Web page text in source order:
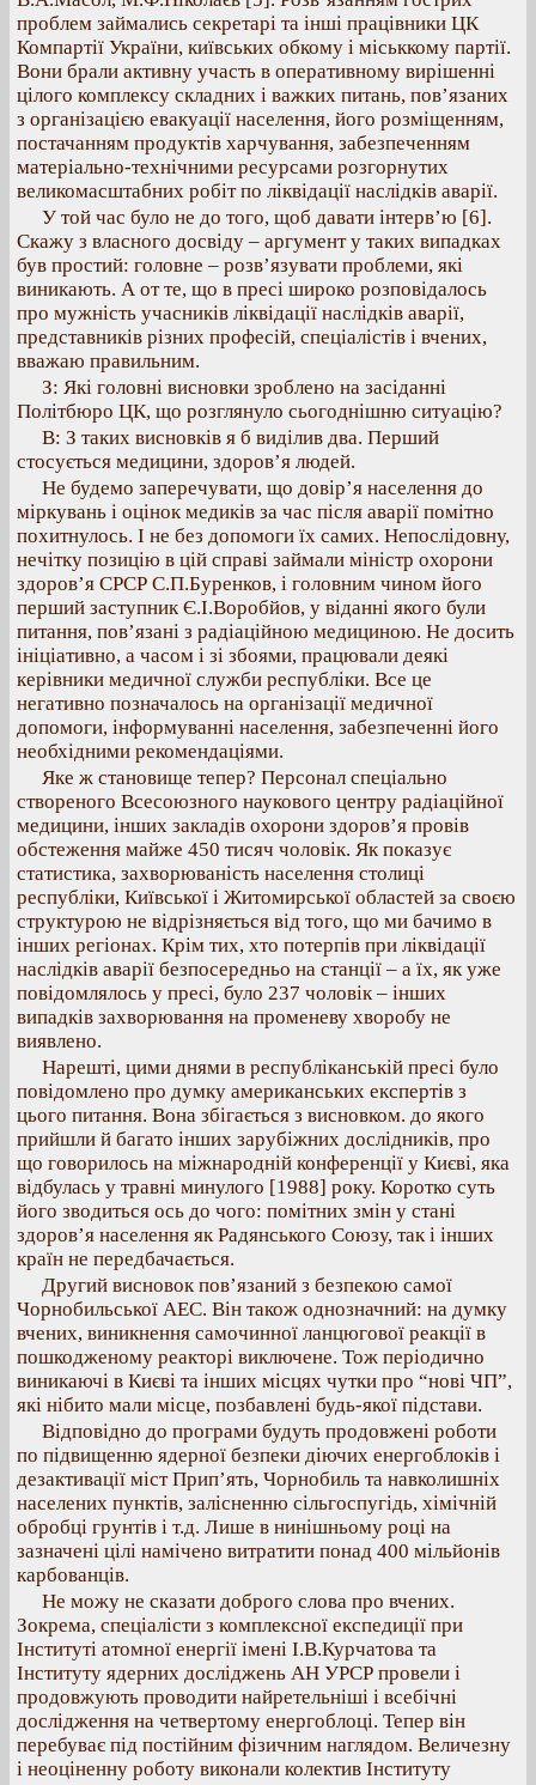
проблем займались секретарі та інші працівники ЦК
Компартії України, київських обкому і міськкому партії.
Вони брали активну участь в оперативному вирішенні
цілого комплексу складних і важких питань, пов’язаних
з організацією евакуації населення, його розміщенням,
постачанням продуктів харчування, забезпеченням
матеріально-технічними ресурсами розгорнутих
великомасштабних робіт по ліквідації наслідків аварії.
У той час було не до того, щоб давати інтерв’ю [6].
Скажу з власного досвіду – аргумент у таких випадках
був простий: головне – розв’язувати проблеми, які
виникають. А от те, що в пресі широко розповідалось
про мужність учасників ліквідації наслідків аварії,
представників різних професій, спеціалістів і вчених,
вважаю правильним.
З: Які головні висновки зроблено на засіданні
Політбюро ЦК, що розглянуло сьогоднішню ситуацію?
В: З таких висновків я б виділив два. Перший
стосується медицини, здоров’я людей.
Не будемо заперечувати, що довір’я населення до
міркувань і оцінок медиків за час після аварії помітно
похитнулось. І не без допомоги їх самих. Непослідовну,
нечітку позицію в цій справі займали міністр охорони
здоров’я СРСР С.П.Буренков, і головним чином його
перший заступник Є.І.Воробйов, у віданні якого були
питання, пов’язані з радіаційною медициною. Не досить
ініціативно, а часом і зі збоями, працювали деякі
керівники медичної служби республіки. Все це
негативно позначалось на організації медичної
допомоги, інформуванні населення, забезпеченні його
необхідними рекомендаціями.
Яке ж становище тепер? Персонал спеціально
створеного Всесоюзного наукового центру радіаційної
медицини, інших закладів охорони здоров’я провів
обстеження майже 450 тисяч чоловік. Як показує
статистика, захворюваність населення столиці
республіки, Київської і Житомирської областей за своєю
структурою не відрізняється від того, що ми бачимо в
інших регіонах. Крім тих, хто потерпів при ліквідації
наслідків аварії безпосередньо на станції – а їх, як уже
повідомлялось у пресі, було 237 чоловік – інших
випадків захворювання на променеву хворобу не
виявлено.
Нарешті, цими днями в республіканській пресі було
повідомлено про думку американських експертів з
цього питання. Вона збігається з висновком. до якого
прийшли й багато інших зарубіжних дослідників, про
що говорилось на міжнародній конференції у Києві, яка
відбулась у травні минулого [1988] року. Коротко суть
його зводиться ось до чого: помітних змін у стані
здоров’я населення як Радянського Союзу, так і інших
країн не передбачається.
Другий висновок пов’язаний з безпекою самої
Чорнобильської АЕС. Він також однозначний: на думку
вчених, виникнення самочинної ланцюгової реакції в
пошкодженому реакторі виключене. Тож періодично
виникаючі в Києві та інших місцях чутки про “нові ЧП”,
які нібито мали місце, позбавлені будь-якої підстави.
Відповідно до програми будуть продовжені роботи
по підвищенню ядерної безпеки діючих енергоблоків і
дезактивації міст Прип’ять, Чорнобиль та навколишніх
населених пунктів, залісненню сільгоспугідь, хімічній
обробці грунтів і т.д. Лише в нинішньому році на
зазначені цілі намічено витратити понад 400 мільйонів
карбованців.
Не можу не сказати доброго слова про вчених.
Зокрема, спеціалісти з комплексної експедиції при
Інституті атомної енергії імені І.В.Курчатова та
Інституту ядерних досліджень АН УРСР провели і
продовжують проводити найретельніші і всебічні
дослідження на четвертому енергоблоці. Тепер він
перебуває під постійним фізичним наглядом. Величезну
і неоціненну роботу виконали колектив Інституту